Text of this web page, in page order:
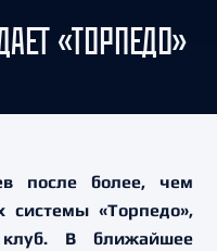
«ТОРПЕДО»
после более, чем
системы «Торпедо»,
клуб. В ближайшее